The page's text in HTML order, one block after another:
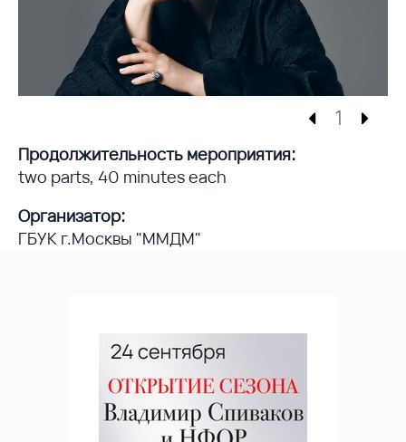
1
Продолжительность мероприятия:
two parts, 40 minutes each
Организатор:
ГБУК г.Москвы "ММДМ"